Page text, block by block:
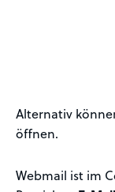
Alternativ
öffnen.
Webmail ist im